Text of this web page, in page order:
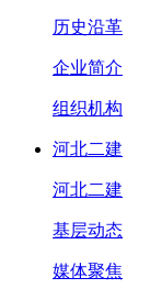
历史沿革
企业简介
组织机构
河北二建
河北二建
基层动态
媒体聚焦